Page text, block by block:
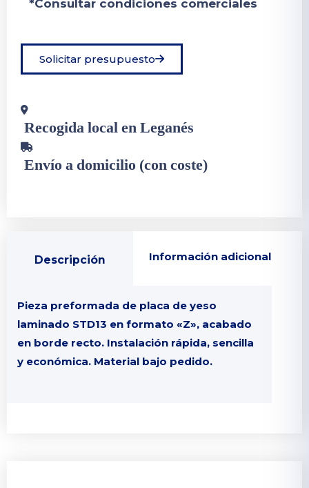
*Consultar condiciones comerciales
Solicitar presupuesto
Recogida local en Leganés
Envío a domicilio (con coste)
Descripción Información adicional
Pieza preformada de placa de yeso
laminado STD13 en formato «Z», acabado
en borde recto. Instalación rápida, sencilla
y económica. Material bajo pedido.